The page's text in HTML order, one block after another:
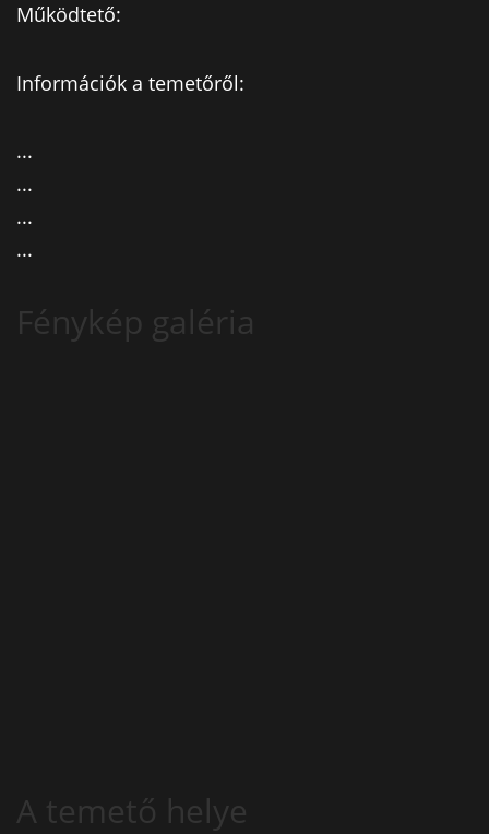
Működtető:
Információk a temetőről:
...
...
...
...
Fénykép galéria
A temető helye